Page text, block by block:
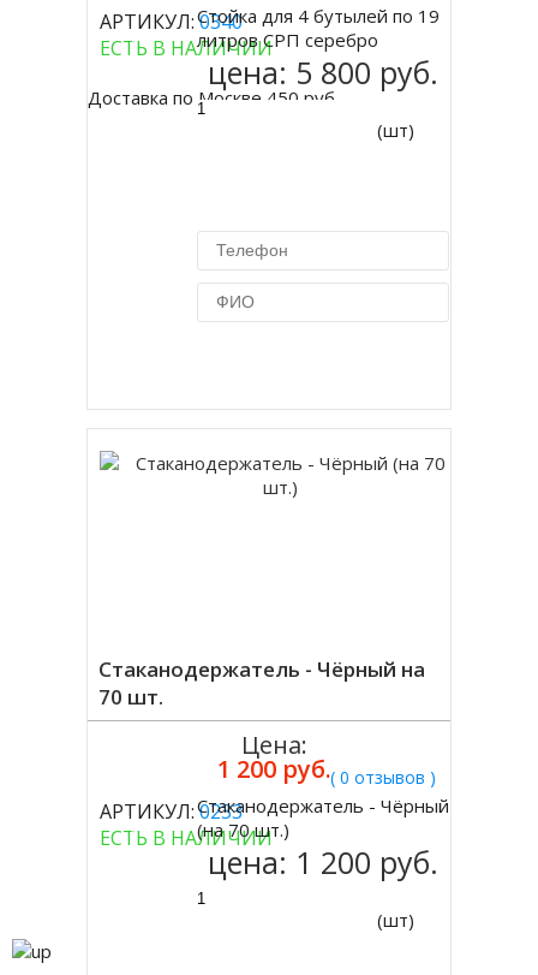
АРТИКУЛ:0340
ЕСТЬ В НАЛИЧИИ
Доставка по Москве 450 руб.
Купить
Стойка для 4 бутылей по 19
литров СРП серебро
цена: 5 800 руб.
(шт)
Стаканодержатель - Чёрный на
70 шт.
( 0 отзывов )
АРТИКУЛ:0233
ЕСТЬ В НАЛИЧИИ
Цена:
1 200 руб.
Купить
Стаканодержатель - Чёрный
(на 70 шт.)
цена: 1 200 руб.
(шт)